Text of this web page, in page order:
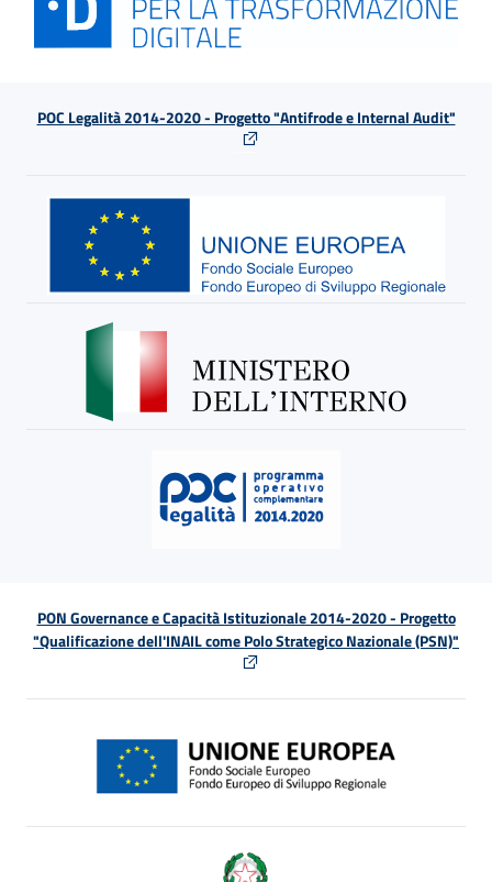
POC Legalità 2014-2020 - Progetto "Antifrode e Internal Audit"
PON Governance e Capacità Istituzionale 2014-2020 - Progetto
"Qualificazione dell'INAIL come Polo Strategico Nazionale (PSN)"